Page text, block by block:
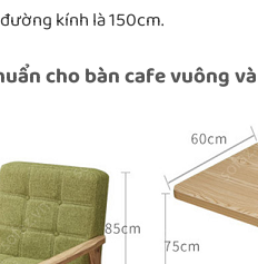
kính là 150cm.
cho bàn cafe vuông